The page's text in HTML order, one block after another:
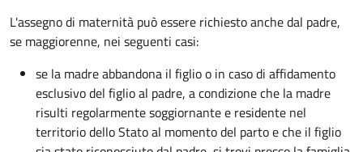
L'assegno di maternità può essere richiesto anche dal padre,
se maggiorenne, nei seguenti casi:
se la madre abbandona il figlio o in caso di affidamento
esclusivo del figlio al padre, a condizione che la madre
risulti regolarmente soggiornante e residente nel
territorio dello Stato al momento del parto e che il figlio